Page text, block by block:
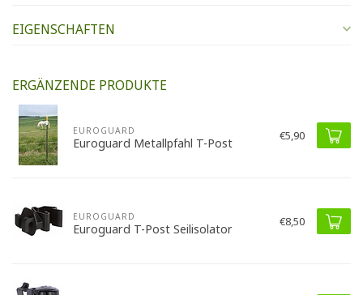
EIGENSCHAFTEN
ERGÄNZENDE PRODUKTE
EUROGUARD
Euroguard Metallpfahl T-Post €5,90
EUROGUARD
Euroguard T-Post Seilisolator €8,50